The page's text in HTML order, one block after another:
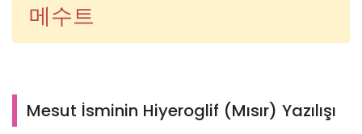
메수트
Mesut İsminin Hiyeroglif (Mısır) Yazılışı